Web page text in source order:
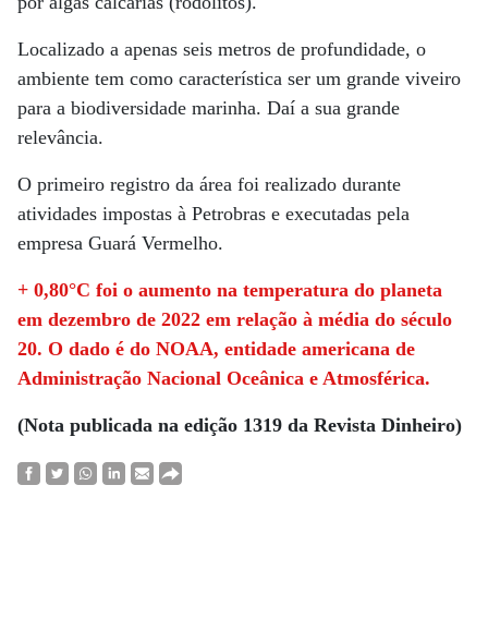
Localizado a apenas seis metros de profundidade, o
ambiente tem como característica ser um grande viveiro
para a biodiversidade marinha. Daí a sua grande
relevância.
O primeiro registro da área foi realizado durante
atividades impostas à Petrobras e executadas pela
empresa Guará Vermelho.
+ 0,80°C foi o aumento na temperatura do planeta
em dezembro de 2022 em relação à média do século
20. O dado é do NOAA, entidade americana de
Administração Nacional Oceânica e Atmosférica.
(Nota publicada na edição 1319 da Revista Dinheiro)